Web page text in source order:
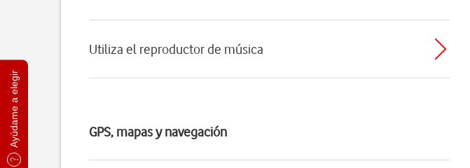
Ayúdame a elegir
Utiliza el reproductor de música
GPS, mapas y navegación